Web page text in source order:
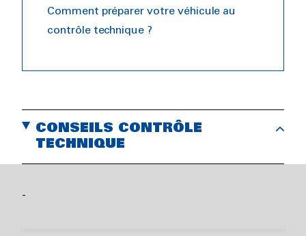
Comment préparer votre véhicule au
contrôle technique ?
CONSEILS CONTRÔLE
TECHNIQUE
-